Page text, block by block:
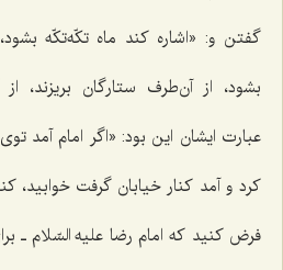
گفتن و: «اشاره کند ماه تکّه‌تکّه
بشود، از آن‌طرف ستارگان بریزند،
عبارت ایشان این بود: «اگر امام آمد
کرد و آمد کنار خیابان گرفت خوابید،
فرض کنید که امام رضا علیه السّلام ـ